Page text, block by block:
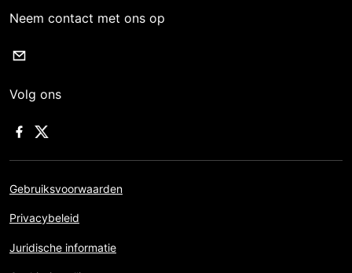
Neem contact met ons op
Volg ons
Gebruiksvoorwaarden
Privacybeleid
Juridische informatie